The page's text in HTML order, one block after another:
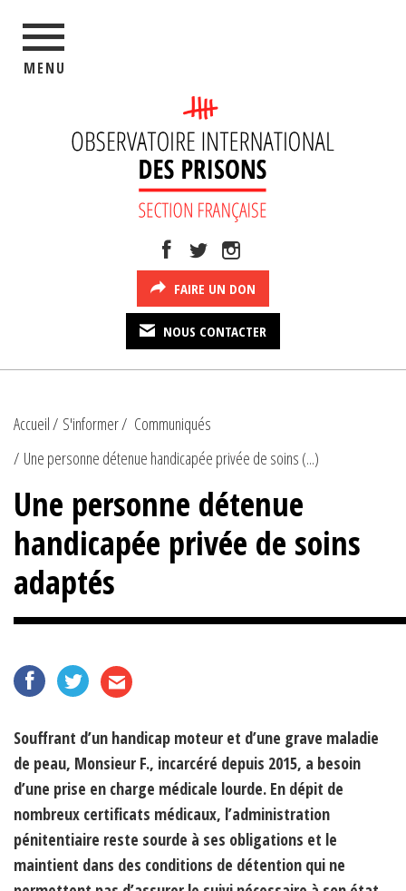
MENU
FAIRE UN DON
NOUS CONTACTER
Accueil S'informer
Communiqués
Une personne détenue handicapée privée de soins (...)
Une personne détenue
handicapée privée de soins
adaptés
Souffrant d’un handicap moteur et d’une grave maladie
de peau, Monsieur F., incarcéré depuis 2015, a besoin
d’une prise en charge médicale lourde. En dépit de
nombreux certificats médicaux, l’administration
pénitentiaire reste sourde à ses obligations et le
maintient dans des conditions de détention qui ne